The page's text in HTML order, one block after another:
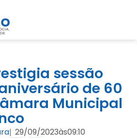
sessão
de 60
Municipal
| 29/09/2023às09:10